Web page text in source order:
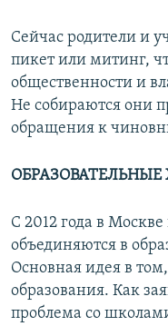
Сейчас родители и
пикет или митинг,
общественности и
Не собираются они
обращения к
С 2012 года в
объединяются в
Основная идея в
образования. Как
проблема со